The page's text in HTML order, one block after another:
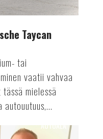
Taycan
tai
vaatii vahvaa
mielessä
autouutuus,...
AUTOALA